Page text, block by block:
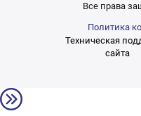
Все права
Политика
Техническая
сайта